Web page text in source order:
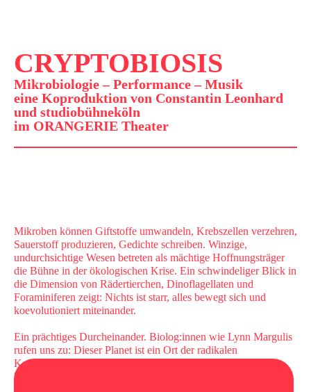
CRYPTOBIOSIS
Mikrobiologie – Performance – Musik
eine Koproduktion von Constantin Leonhard
und studiobühneköln
im ORANGERIE Theater
Mikroben können Giftstoffe umwandeln, Krebszellen verzehren,
Sauerstoff produzieren, Gedichte schreiben. Winzige,
undurchsichtige Wesen betreten als mächtige Hoffnungsträger
die Bühne in der ökologischen Krise. Ein schwindeliger Blick in
die Dimension von Rädertierchen, Dinoflagellaten und
Foraminiferen zeigt: Nichts ist starr, alles bewegt sich und
koevolutioniert miteinander.
Ein prächtiges Durcheinander. Biolog:innen wie Lynn Margulis
rufen uns zu: Dieser Planet ist ein Ort der radikalen
Kollaboration! Unsere Homo Sapiens-Körper sind ein
kollaborativer Haushalt aus Billionen Kleinstlebewesen und